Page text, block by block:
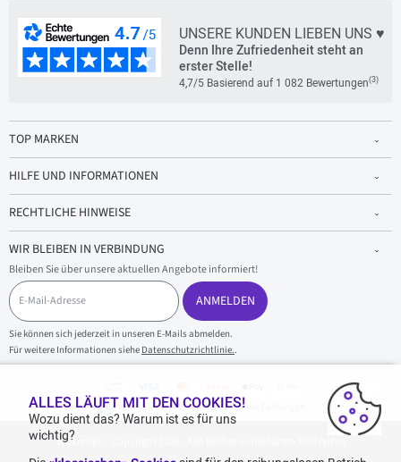
UNSERE KUNDEN LIEBEN UNS ♥
Denn Ihre Zufriedenheit steht an
erster Stelle!
4,7/5 Basierend auf 1 082 Bewertungen(3)
TOP MARKEN
HILFE UND INFORMATIONEN
RECHTLICHE HINWEISE
WIR BLEIBEN IN VERBINDUNG
Bleiben Sie über unsere aktuellen Angebote informiert!
E
-
M
a
i
l
ANMELDEN
Sie können sich jederzeit in unseren E-Mails abmelden.
Für weitere Informationen siehe Datenschutzrichtlinie..
100 % sicherer Einkauf und sichere Zahlungen
1001reifen - Copyright 2026 - Alle Rechte vorbehalten 1001reifen
ALLES LÄUFT MIT DEN COOKIES!
Wozu dient das? Warum ist es für uns
wichtig?